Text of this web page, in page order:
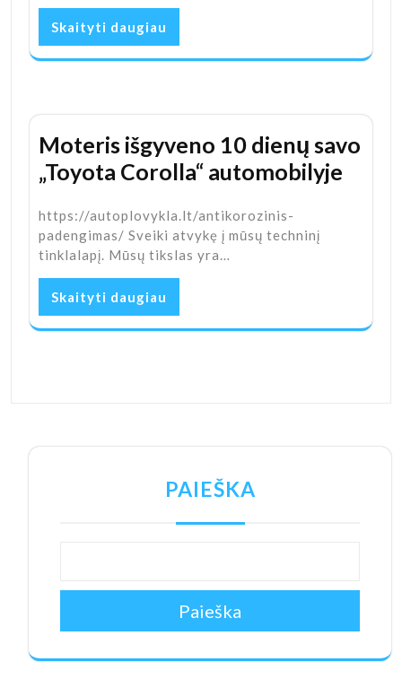
Skaityti daugiau
Moteris išgyveno 10 dienų savo
„Toyota Corolla“ automobilyje
https://autoplovykla.lt/antikorozinis-
padengimas/ Sveiki atvykę į mūsų techninį
tinklalapį. Mūsų tikslas yra…
Skaityti daugiau
PAIEŠKA
Paieška